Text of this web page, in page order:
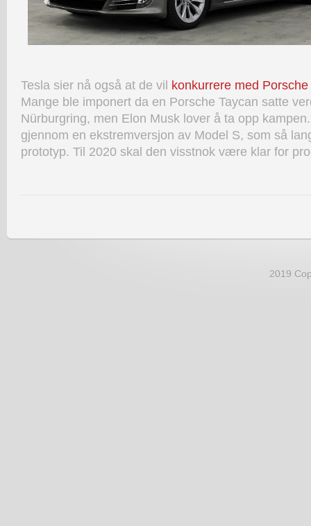
Tesla sier nå også at de vil konkurrere med Porsche
Mange ble imponert da en Porsche Taycan satte
Nürburgring, men Elon Musk lover å ta opp
gjennom en ekstremversjon av Model S, som så
prototyp. Til 2020 skal den visstnok være klar for